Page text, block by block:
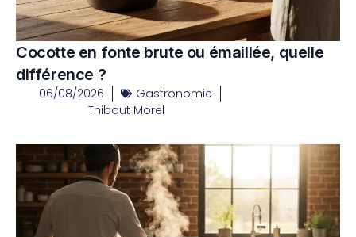
Cocotte en fonte brute ou émaillée, quelle
différence ?
06/08/2026
Gastronomie
Thibaut Morel